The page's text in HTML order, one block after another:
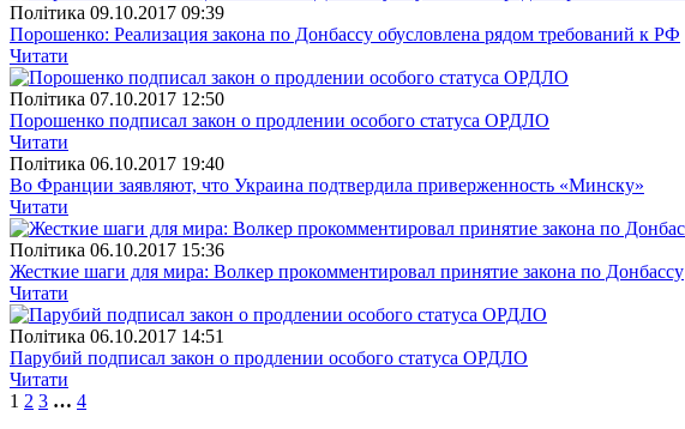
Полiтика 09.10.2017 09:39
Порошенко: Реализация закона по Донбассу обусловлена рядом требований к РФ
Читати
Полiтика 07.10.2017 12:50
Порошенко подписал закон о продлении особого статуса ОРДЛО
Читати
Полiтика 06.10.2017 19:40
Во Франции заявляют, что Украина подтвердила приверженность «Минску»
Читати
Полiтика 06.10.2017 15:36
Жесткие шаги для мира: Волкер прокомментировал принятие закона по Донбассу
Читати
Полiтика 06.10.2017 14:51
Парубий подписал закон о продлении особого статуса ОРДЛО
Читати
1 2 3 … 4